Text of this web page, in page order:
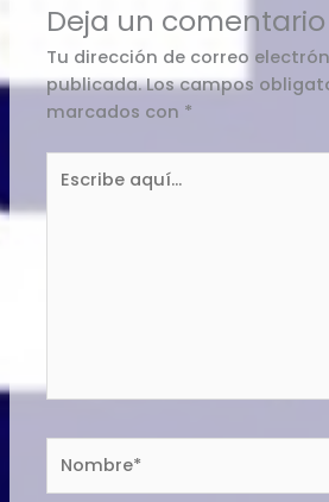
Deja un comentario
Tu dirección de correo
publicada. Los campos
marcados con *
aquí...